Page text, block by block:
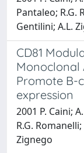
Pantaleo; R.G.
Gentilini; A.L.
CD81
Monoclonal
Promote B-
expression
2001 P. Caini;
R.G.
Zignego